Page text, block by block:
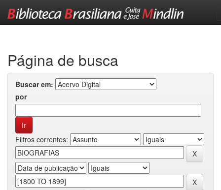
Página de busca
Buscar em:
por
Filtros correntes: